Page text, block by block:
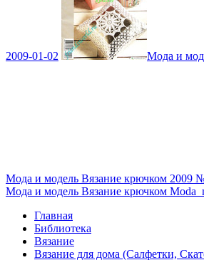
2009-01-02 Мода и
Мода и модель Вязание крючком 2009
Мода и модель Вязание крючком
Главная
Библиотека
Вязание
Вязание для дома (Салфетки,